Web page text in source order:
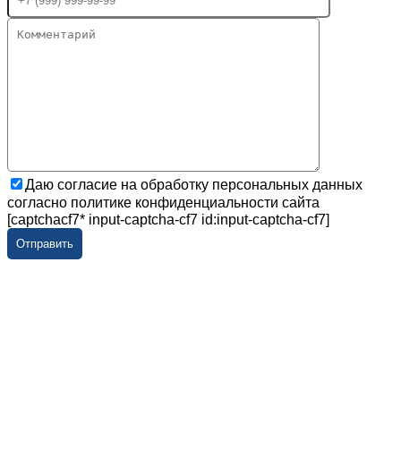
Даю согласие на обработку персональных данных
согласно политике конфиденциальности сайта
[captchacf7* input-captcha-cf7 id:input-captcha-cf7]